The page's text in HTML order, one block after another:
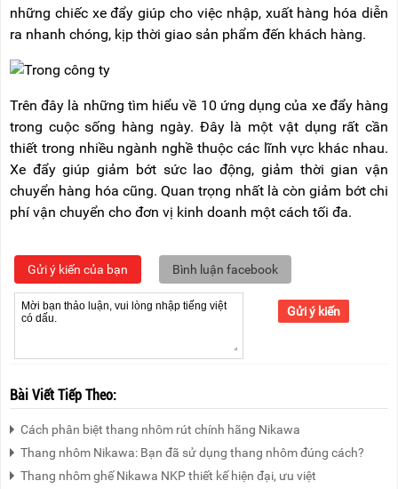
những chiếc xe đẩy giúp cho việc nhập, xuất hàng hóa diễn
ra nhanh chóng, kịp thời giao sản phẩm đến khách hàng.
Trên đây là những tìm hiểu về 10 ứng dụng của xe đẩy hàng
trong cuộc sống hàng ngày. Đây là một vật dụng rất cần
thiết trong nhiều ngành nghề thuộc các lĩnh vực khác nhau.
Xe đẩy giúp giảm bớt sức lao động, giảm thời gian vận
chuyển hàng hóa cũng. Quan trọng nhất là còn giảm bớt chi
phí vận chuyển cho đơn vị kinh doanh một cách tối đa.
Gửi ý kiến của bạn Bình luận facebook
Gửi ý kiến
Bài Viết Tiếp Theo:
Cách phân biệt thang nhôm rút chính hãng Nikawa
Thang nhôm Nikawa: Bạn đã sử dụng thang nhôm đúng cách?
Thang nhôm ghế Nikawa NKP thiết kế hiện đại, ưu việt